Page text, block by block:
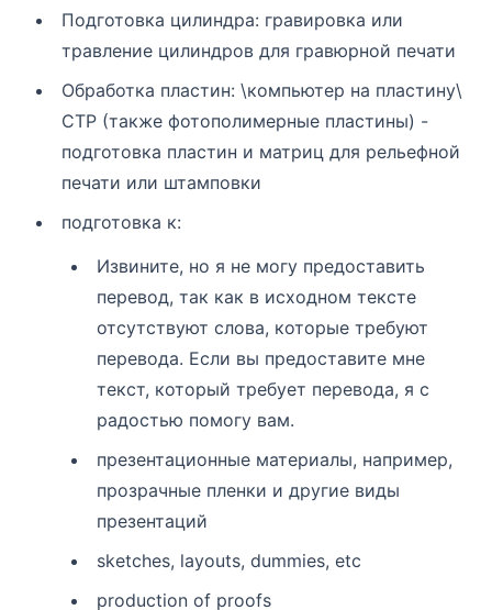
Подготовка цилиндра: гравировка или
травление цилиндров для гравюрной печати
Обработка пластин: \компьютер на пластину\
CTP (также фотополимерные пластины) -
подготовка пластин и матриц для рельефной
печати или штамповки
подготовка к:
Извините, но я не могу предоставить
перевод, так как в исходном тексте
отсутствуют слова, которые требуют
перевода. Если вы предоставите мне
текст, который требует перевода, я с
радостью помогу вам.
презентационные материалы, например,
прозрачные пленки и другие виды
презентаций
sketches, layouts, dummies, etc
production of proofs